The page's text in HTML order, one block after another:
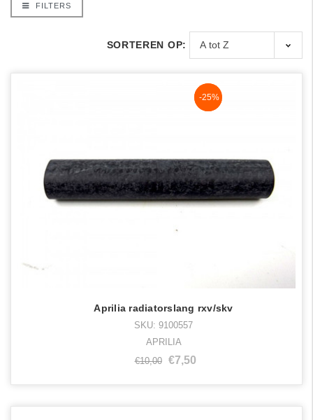
FILTERS
SORTEREN OP:
NaN%
-25%
Aprilia radiatorslang rxv/skv
SKU: 9100557
APRILIA
€10,00
€7,50